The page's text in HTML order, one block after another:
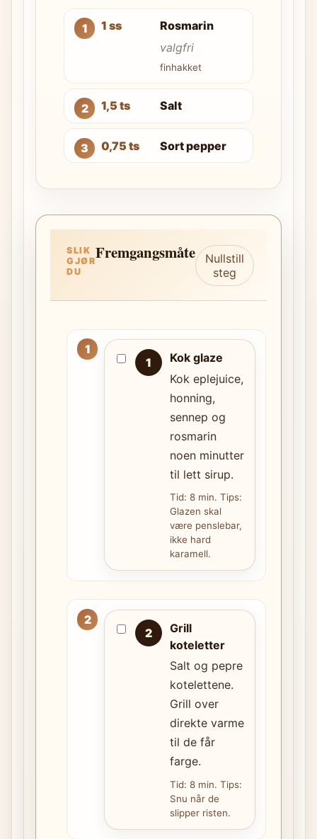
1 ss
Rosmarin
valgfri
finhakket
1,5 ts Salt
0,75 ts Sort pepper
SLIK
GJØR
DU
Fremgangsmåte
Nullstill
steg
1
Kok glaze
Kok eplejuice,
honning,
sennep og
rosmarin
noen minutter
til lett sirup.
Tid: 8 min. Tips:
Glazen skal
være penslebar,
ikke hard
karamell.
2
Grill
koteletter
Salt og pepre
kotelettene.
Grill over
direkte varme
til de får
farge.
Tid: 8 min. Tips:
Snu når de
slipper risten.